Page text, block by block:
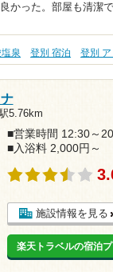
かった。部屋も清潔
泉 登別 宿泊 登別
5.76km
■営業時間 12:30～
■入浴料 2,000円～
施設情報を見る
楽天トラベルの宿泊